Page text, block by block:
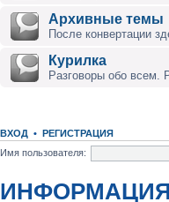
Архивные темы
После конвертации
Курилка
Разговоры обо всем.
ВХОД • РЕГИСТРАЦИЯ
Имя пользователя:
ИНФОРМАЦИЯ